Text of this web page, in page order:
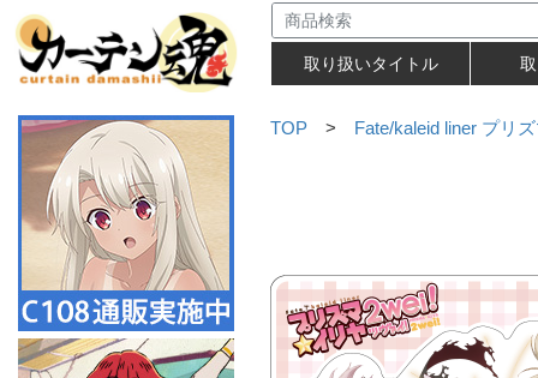
取り扱いタイトル
TOP > Fate/kaleid liner プリ